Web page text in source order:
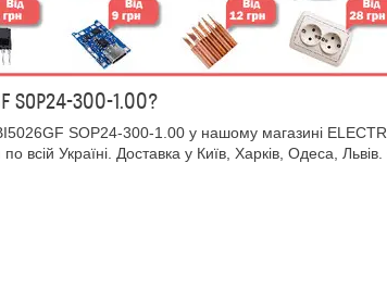
SOP24-300-1.00?
SOP24-300-1.00 у нашому магазині
всій Україні. Доставка у Київ, Харків, Одеса,